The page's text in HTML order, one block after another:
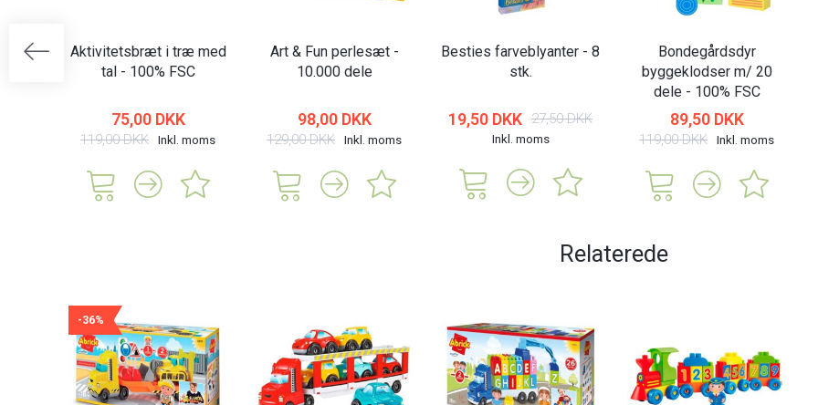
Aktivitetsbræt i træ med
tal - 100% FSC
75,00 DKK
119,00 DKK Inkl. moms
Art & Fun perlesæt -
10.000 dele
98,00 DKK
129,00 DKK Inkl. moms
Besties farveblyanter - 8
stk.
19,50 DKK 27,50 DKK
Inkl. moms
Bondegårdsdyr
byggeklodser m/ 20
dele - 100% FSC
89,50 DKK
119,00 DKK Inkl. moms
Relaterede
-36%